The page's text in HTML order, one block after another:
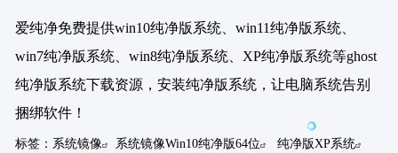
爱纯净免费提供win10纯净版系统、win11纯净版系统、
win7纯净版系统、win8纯净版系统、XP纯净版系统等ghost
纯净版系统下载资源，安装纯净版系统，让电脑系统告别
捆绑软件！
标签： 系统镜像 系统镜像Win10纯净版64位
纯净版XP系统